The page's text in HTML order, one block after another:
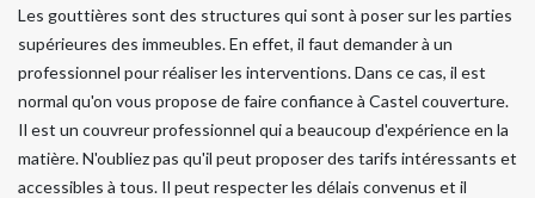
Les gouttières sont des structures qui sont à poser sur les parties
supérieures des immeubles. En effet, il faut demander à un
professionnel pour réaliser les interventions. Dans ce cas, il est
normal qu'on vous propose de faire confiance à Castel couverture.
Il est un couvreur professionnel qui a beaucoup d'expérience en la
matière. N'oubliez pas qu'il peut proposer des tarifs intéressants et
accessibles à tous. Il peut respecter les délais convenus et il